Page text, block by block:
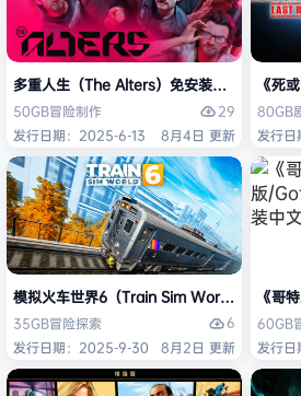
多重人生（The Alters）免安装中文版
50GB冒险制作
29
发行日期：2025-6-13
8月4日 更新
《死
80GB
发行
模拟火车世界6（Train Sim World 6）免安
35GB冒险探索
6
发行日期：2025-9-30
8月2日 更新
《哥
60GB
发行